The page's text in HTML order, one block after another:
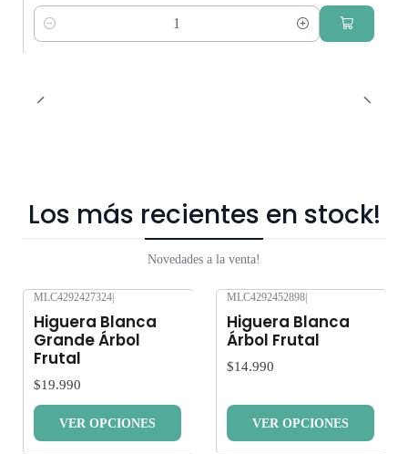
Cantidad
Los más recientes en stock!
Novedades a la venta!
MLC4292427324|
Higuera Blanca
Grande Árbol
Frutal
$19.990
VER OPCIONES
MLC4292452898|
Higuera Blanca
Árbol Frutal
$14.990
VER OPCIONES